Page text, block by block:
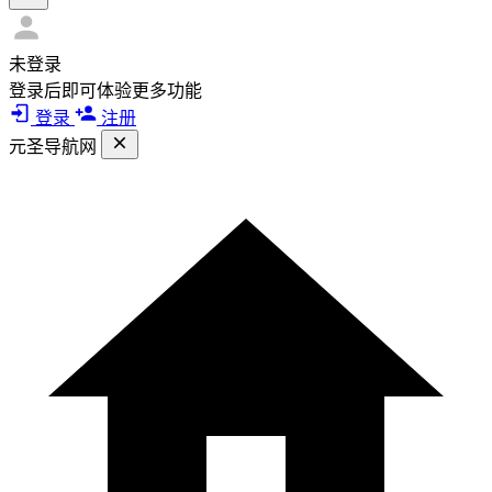
未登录
登录后即可体验更多功能
登录
注册
元圣导航网